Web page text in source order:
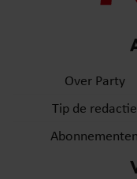
Over Party
Tip de redactie
Abonnementen